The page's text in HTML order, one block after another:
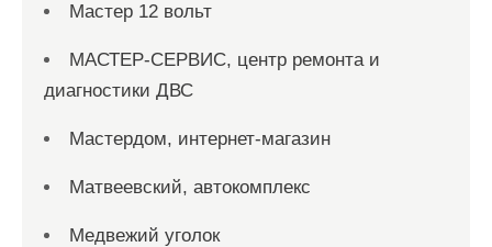
Мастер 12 вольт
МАСТЕР-СЕРВИС, центр ремонта и
диагностики ДВС
Мастердом, интернет-магазин
Матвеевский, автокомплекс
Медвежий уголок